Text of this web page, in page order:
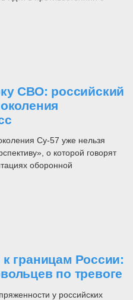
СВО: российский
Су-57 уже нельзя
о которой говорят
оборонной
границам России:
по тревоге
у российских